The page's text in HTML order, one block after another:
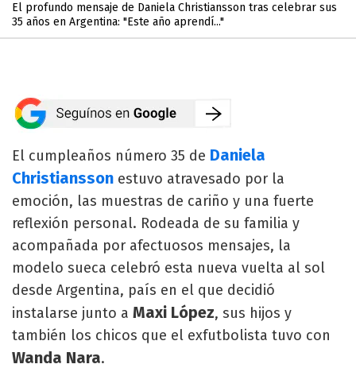
El profundo mensaje de Daniela Christiansson tras celebrar sus
35 años en Argentina: "Este año aprendí..."
El cumpleaños número 35 de Daniela
Christiansson estuvo atravesado por la
emoción, las muestras de cariño y una fuerte
reflexión personal. Rodeada de su familia y
acompañada por afectuosos mensajes, la
modelo sueca celebró esta nueva vuelta al sol
desde Argentina, país en el que decidió
instalarse junto a Maxi López, sus hijos y
también los chicos que el exfutbolista tuvo con
Wanda Nara.